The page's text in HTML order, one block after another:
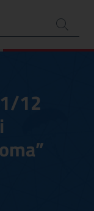
12